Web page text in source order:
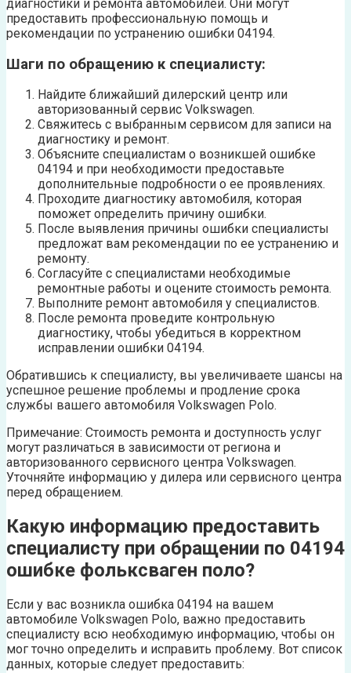
диагностики и ремонта автомобилей. Они могут
предоставить профессиональную помощь и
рекомендации по устранению ошибки 04194.
Шаги по обращению к специалисту:
Найдите ближайший дилерский центр или
авторизованный сервис Volkswagen.
Свяжитесь с выбранным сервисом для записи на
диагностику и ремонт.
Объясните специалистам о возникшей ошибке
04194 и при необходимости предоставьте
дополнительные подробности о ее проявлениях.
Проходите диагностику автомобиля, которая
поможет определить причину ошибки.
После выявления причины ошибки специалисты
предложат вам рекомендации по ее устранению и
ремонту.
Согласуйте с специалистами необходимые
ремонтные работы и оцените стоимость ремонта.
Выполните ремонт автомобиля у специалистов.
После ремонта проведите контрольную
диагностику, чтобы убедиться в корректном
исправлении ошибки 04194.
Обратившись к специалисту, вы увеличиваете шансы на
успешное решение проблемы и продление срока
службы вашего автомобиля Volkswagen Polo.
Примечание: Стоимость ремонта и доступность услуг
могут различаться в зависимости от региона и
авторизованного сервисного центра Volkswagen.
Уточняйте информацию у дилера или сервисного центра
перед обращением.
Какую информацию предоставить
специалисту при обращении по 04194
ошибке фольксваген поло?
Если у вас возникла ошибка 04194 на вашем
автомобиле Volkswagen Polo, важно предоставить
специалисту всю необходимую информацию, чтобы он
мог точно определить и исправить проблему. Вот список
данных, которые следует предоставить: